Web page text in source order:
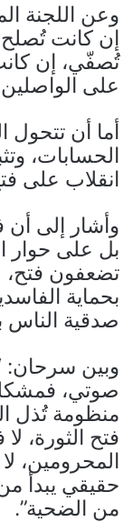
وعن اللجنة
إن كانت
تُصفّي، إن
على
أما أن تتحول
الحسابات،
انقلاب على
وأشار إلى أن
بل على حوار
تضعفون فتح،
بحماية
صدقية الناس
وبين سرحان:
صوتي،
منظومة تُذل
فتح الثورة،
المحرومين،
حقيقي يبدأ
من الضحية”.